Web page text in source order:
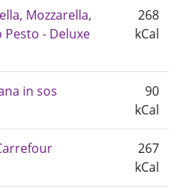
Mozzarella,
- Deluxe
268
kCal
in sos
90
kCal
267
kCal